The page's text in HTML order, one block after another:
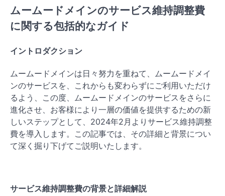
ムームードメインのサービス維持調整費
に関する包括的なガイド
イントロダクション
ムームードメインは日々努力を重ねて、ムームードメイ
ンのサービスを、これからも変わらずにご利用いただけ
るよう、この度、ムームードメインのサービスをさらに
進化させ、お客様により一層の価値を提供するための新
しいステップとして、2024年2月よりサービス維持調整
費を導入します。この記事では、その詳細と背景につい
て深く掘り下げてご説明いたします。
サービス維持調整費の背景と詳細解説